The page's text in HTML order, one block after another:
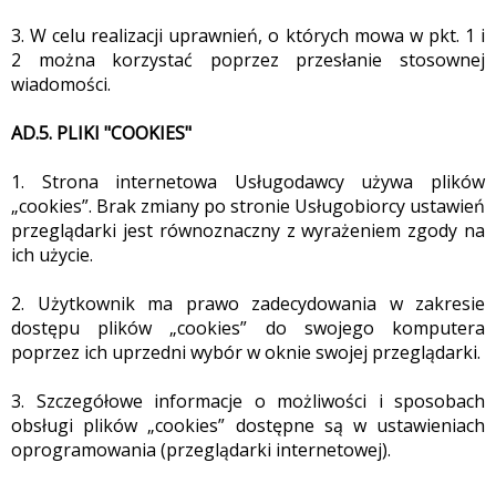
3. W celu realizacji uprawnień, o których mowa w pkt. 1 i
2 można korzystać poprzez przesłanie stosownej
wiadomości.
AD.5. PLIKI "COOKIES"
1. Strona internetowa Usługodawcy używa plików
„cookies”. Brak zmiany po stronie Usługobiorcy ustawień
przeglądarki jest równoznaczny z wyrażeniem zgody na
ich użycie.
2. Użytkownik ma prawo zadecydowania w zakresie
dostępu plików „cookies” do swojego komputera
poprzez ich uprzedni wybór w oknie swojej przeglądarki.
3. Szczegółowe informacje o możliwości i sposobach
obsługi plików „cookies” dostępne są w ustawieniach
oprogramowania (przeglądarki internetowej).